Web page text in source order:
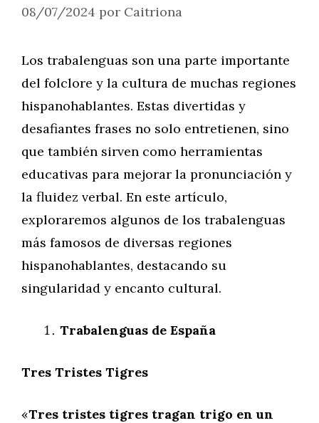
08/07/2024 por Caitriona
Los trabalenguas son una parte importante
del folclore y la cultura de muchas regiones
hispanohablantes. Estas divertidas y
desafiantes frases no solo entretienen, sino
que también sirven como herramientas
educativas para mejorar la pronunciación y
la fluidez verbal. En este artículo,
exploraremos algunos de los trabalenguas
más famosos de diversas regiones
hispanohablantes, destacando su
singularidad y encanto cultural.
Trabalenguas de España
Tres Tristes Tigres
«Tres tristes tigres tragan trigo en un